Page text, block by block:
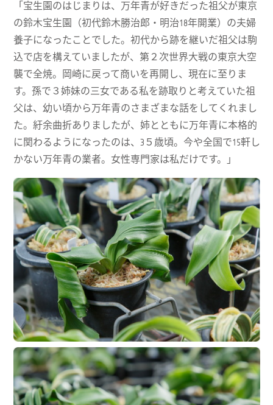
「宝生園のはじまりは、万年青が好きだった祖父が東京
の鈴木宝生園（初代鈴木勝治郎・明治18年開業）の夫婦
養子になったことでした。初代から跡を継いだ祖父は駒
込で店を構えていましたが、第２次世界大戦の東京大空
襲で全焼。岡崎に戻って商いを再開し、現在に至りま
す。孫で３姉妹の三女である私を跡取りと考えていた祖
父は、幼い頃から万年青のさまざまな話をしてくれまし
た。紆余曲折ありましたが、姉とともに万年青に本格的
に関わるようになったのは、3５歳頃。今や全国で15軒し
かない万年青の業者。女性専門家は私だけです。」